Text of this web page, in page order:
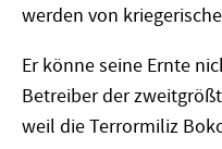
werden von
Er könne seine Ernte
Betreiber der
weil die Terrormiliz